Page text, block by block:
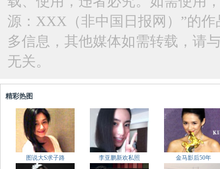
源：XXX（非中国日报网）”的
多信息，其他媒体如需转载，请
无关。
精彩热图
图说大S求子路 李亚鹏新欢私照 金马影后50年